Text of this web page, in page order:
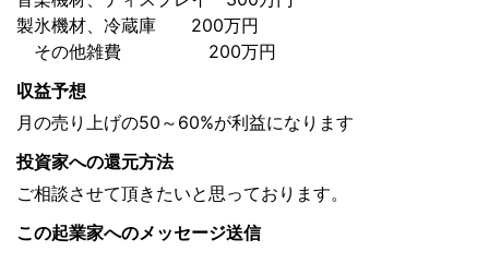
製氷機材、冷蔵庫 200万円
その他雑費 200万円
収益予想
月の売り上げの50～60%が利益になります
投資家への還元方法
ご相談させて頂きたいと思っております。
この起業家へのメッセージ送信